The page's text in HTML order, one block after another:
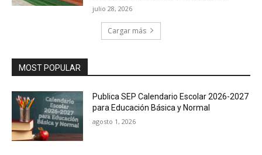
julio 28, 2026
Cargar más
MOST POPULAR
Publica SEP Calendario Escolar 2026-2027
para Educación Básica y Normal
agosto 1, 2026